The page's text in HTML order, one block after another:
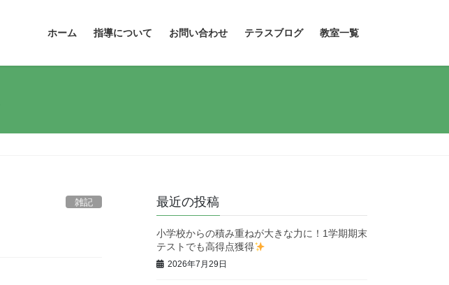
ホーム 指導について お問い合わせ テラスブログ 教室一覧
雑記 最近の投稿
小学校からの積み重ねが大きな力に！1学期期末
テストでも高得点獲得
2026年7月29日